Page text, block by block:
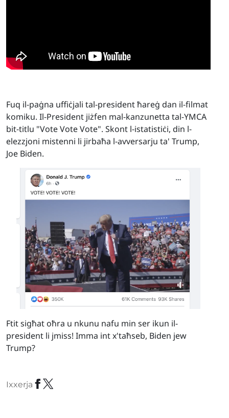
Fuq il-paġna uffiċjali tal-president ħareġ dan il-filmat
komiku. Il-President jiżfen mal-kanzunetta tal-YMCA
bit-titlu "Vote Vote Vote". Skont l-istatistiċi, din l-
elezzjoni mistenni li jirbaħa l-avversarju ta' Trump,
Joe Biden.
Ftit sigħat oħra u nkunu nafu min ser ikun il-
president li jmiss! Imma int x'taħseb, Biden jew
Trump?
Ixxerja